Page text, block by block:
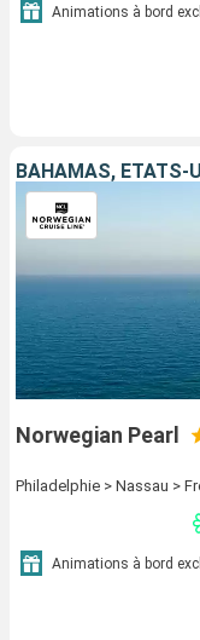
Animations à bord
BAHAMAS, ÉTATS-
Norwegian Pearl
Philadelphie > Nassau >
Animations à bord